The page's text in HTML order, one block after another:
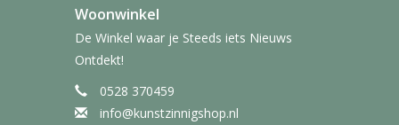
Woonwinkel
De Winkel waar je Steeds iets Nieuws
Ontdekt!
0528 370459
info@kunstzinnigshop.nl